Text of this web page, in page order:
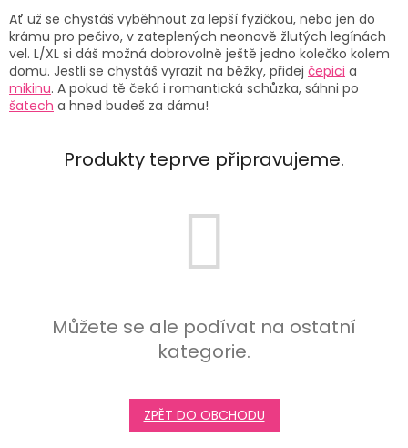
Ať už se chystáš vyběhnout za lepší fyzičkou, nebo jen do
krámu pro pečivo, v zateplených neonově žlutých legínách
vel. L/XL si dáš možná dobrovolně ještě jedno kolečko kolem
domu. Jestli se chystáš vyrazit na běžky, přidej čepici a
mikinu. A pokud tě čeká i romantická schůzka, sáhni po
šatech a hned budeš za dámu!
Produkty teprve připravujeme.
Můžete se ale podívat na ostatní
kategorie.
ZPĚT DO OBCHODU